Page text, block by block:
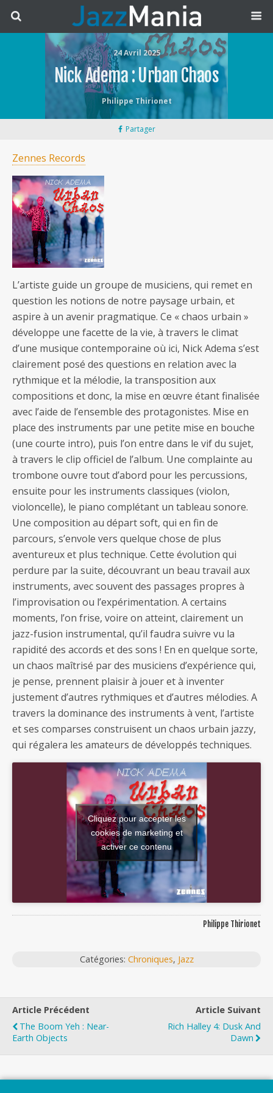
24 Avril 2025
Nick Adema : Urban Chaos
Philippe Thirionet
Partager
Zennes Records
L’artiste guide un groupe de musiciens, qui remet en
question les notions de notre paysage urbain, et
aspire à un avenir pragmatique. Ce « chaos urbain »
développe une facette de la vie, à travers le climat
d’une musique contemporaine où ici, Nick Adema s’est
clairement posé des questions en relation avec la
rythmique et la mélodie, la transposition aux
compositions et donc, la mise en œuvre étant finalisée
avec l’aide de l’ensemble des protagonistes. Mise en
place des instruments par une petite mise en bouche
(une courte intro), puis l’on entre dans le vif du sujet,
à travers le clip officiel de l’album. Une complainte au
trombone ouvre tout d’abord pour les percussions,
ensuite pour les instruments classiques (violon,
violoncelle), le piano complétant un tableau sonore.
Une composition au départ soft, qui en fin de
parcours, s’envole vers quelque chose de plus
aventureux et plus technique. Cette évolution qui
perdure par la suite, découvrant un beau travail aux
instruments, avec souvent des passages propres à
l’improvisation ou l’expérimentation. A certains
moments, l’on frise, voire on atteint, clairement un
jazz-fusion instrumental, qu’il faudra suivre vu la
rapidité des accords et des sons ! En en quelque sorte,
un chaos maîtrisé par des musiciens d’expérience qui,
je pense, prennent plaisir à jouer et à inventer
justement d’autres rythmiques et d’autres mélodies. A
travers la dominance des instruments à vent, l’artiste
et ses comparses construisent un chaos urbain jazzy,
qui régalera les amateurs de développés techniques.
Cliquez pour accepter les
cookies de marketing et
activer ce contenu
Philippe Thirionet
Catégories: Chroniques, Jazz
Article Précédent
The Boom Yeh : Near-
Earth Objects
Article Suivant
Rich Halley 4: Dusk And
Dawn